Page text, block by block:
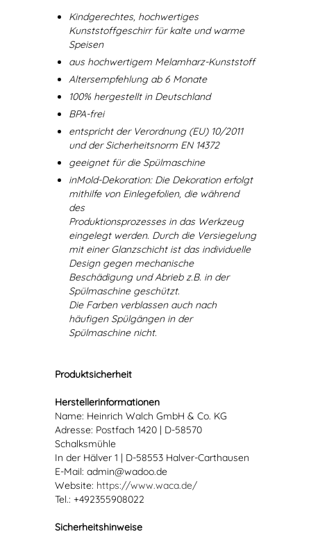
Kindgerechtes, hochwertiges
Kunststoffgeschirr für kalte und warme
Speisen
aus hochwertigem Melamharz-Kunststoff
Altersempfehlung ab 6 Monate
100% hergestellt in Deutschland
BPA-frei
entspricht der Verordnung (EU) 10/2011
und der Sicherheitsnorm EN 14372
geeignet für die Spülmaschine
inMold-Dekoration: Die Dekoration erfolgt
mithilfe von Einlegefolien, die während
des
Produktionsprozesses in das Werkzeug
eingelegt werden. Durch die Versiegelung
mit einer Glanzschicht ist das individuelle
Design gegen mechanische
Beschädigung und Abrieb z.B. in der
Spülmaschine geschützt.
Die Farben verblassen auch nach
häufigen Spülgängen in der
Spülmaschine nicht.
Produktsicherheit
Herstellerinformationen
Name: Heinrich Walch GmbH & Co. KG
Adresse: Postfach 1420 | D-58570
Schalksmühle
In der Hälver 1 | D-58553 Halver-Carthausen
E-Mail: admin@wadoo.de
Website: https://www.waca.de/
Tel.: +492355908022
Sicherheitshinweise